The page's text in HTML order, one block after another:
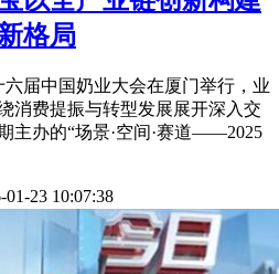
格局
六届中国奶业大会在厦门举行，业
消费提振与转型发展展开深入交
主办的“场景·空间·赛道——2025
23 10:07:38